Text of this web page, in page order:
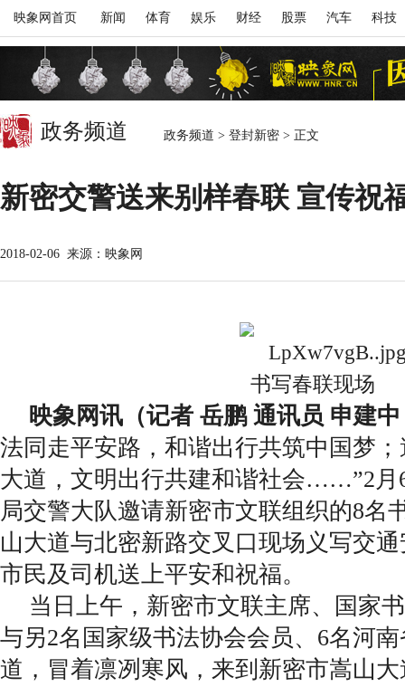
映象网首页 新闻 体育 娱乐 财经 股票 汽车 科技
政务频道 政务频道 > 登封新密 > 正文
新密交警送来别样春联 宣传祝
2018-02-06 来源：映象网
书写春联现场
映象网讯（记者 岳鹏 通讯员 申建
法同走平安路，和谐出行共筑中国梦
大道，文明出行共建和谐社会……”2月
局交警大队邀请新密市文联组织的8名
山大道与北密新路交叉口现场义写交
市民及司机送上平安和祝福。
当日上午，新密市文联主席、国家
与另2名国家级书法协会会员、6名河
道，冒着凛冽寒风，来到新密市嵩山